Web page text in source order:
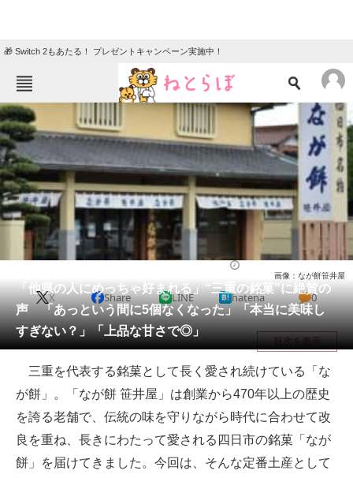
🎁 Switch 2もあたる！ プレゼントキャンペーン実施中！
ねとらぼメニュー
TOP ニュース
エンタメ クイズ
グルメ 地域
住まい 教育・育児
リサーチ
会員記事
メディア
注目記事を集めた総合ページ
ITの今と未来を見通す
スマホと通信の最新トレンド
進化するPCとデバイスの未来
「他県の人にめっちゃ好まれる」“三重の銘菓”に絶賛の
声 「あっという間に5個なくなった」「本当に美味し
すぎない？」「上品な甘さで◎」
画像：なが餅笹井屋
X Share LINE hatena 0
目次を表示
三重を代表する銘菓として長く愛され続けている「な
が餅」。「なが餅 笹井屋」は創業から470年以上の歴史
を誇る老舗で、伝統の味を守りながら時代に合わせて改
良を重ね、長きにわたって愛される四日市の銘菓「なが
餅」を届けてきました。今回は、そんな定番土産として